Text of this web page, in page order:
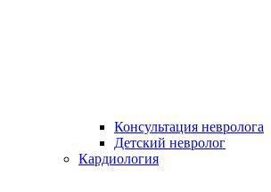
Консультация невролога
Детский невролог
Кардиология